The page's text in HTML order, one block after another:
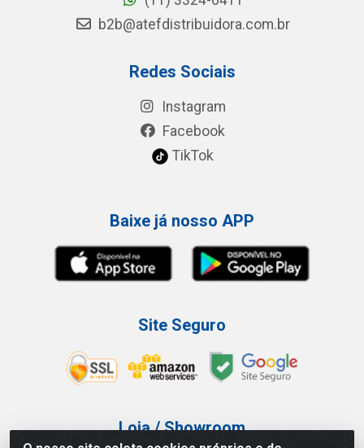
b2b@atefdistribuidora.com.br
Redes Sociais
Instagram
Facebook
TikTok
Baixe já nosso APP
Site Seguro
Loja / Showroom